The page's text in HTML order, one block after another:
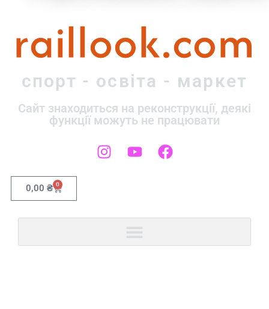
raillook.com
спорт - освіта - маркет
Сайт знаходиться на реконструкції, деякі
функції можуть не працювати
0,00 ₴ 0